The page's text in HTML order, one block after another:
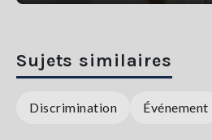
Sujets similaires
Discrimination Événement